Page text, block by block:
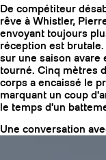
De compétiteur
rêve à Whistler,
envoyant toujours
réception est
sur une saison avare
tourné. Cinq mètres
corps a encaissé le
marquant un coup
le temps d'un
Une conversation